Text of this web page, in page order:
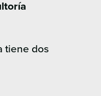
tiene dos